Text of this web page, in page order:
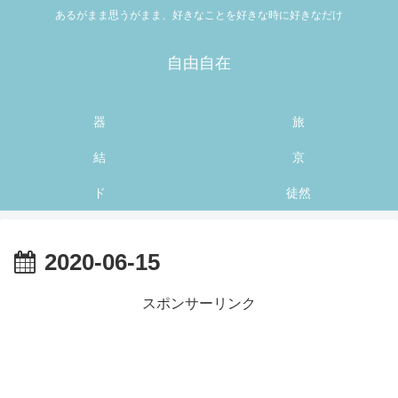
あるがまま思うがまま、好きなことを好きな時に好きなだけ
自由自在
器 旅
結 京
ド 徒然
2020-06-15
スポンサーリンク